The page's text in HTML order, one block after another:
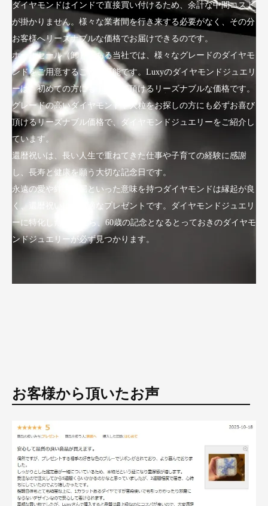
ダイヤモンドはインドで直接買い付けるため、余計な中間コスト
が掛かりません。様々な業者間を行き来する必要がなく、その分
お客様へリーズナブルな価格でお届けできるのです。
ホールセール（卸）である当社では、様々なグレードのダイヤモ
ンドをご用意することが可能です。Luxyのダイヤモンドジュエリ
ーは、初めての方にも手にして頂けるリーズナブルな価格です。
グレードの高いダイヤモンドや大粒をお探しの方にも必ずお喜び
頂けるリーズナブル価格で、ダイヤモンドジュエリーをご紹介し
ています。
還暦祝いは、長い人生で重ねてきた仕事や子育ての経験に感謝
し、長寿と健康を願う大切な記念日です。
永遠の愛や絆、不屈といった意味を持つダイヤモンドは縁起が良
く、還暦祝いにも最適なプレゼントです。ダイヤモンドジュエリ
ーに特化したLuxyなら、60歳の記念となるとっておきのダイヤモ
ンドジュエリーが必ず見つかります。
お客様から頂いたお声